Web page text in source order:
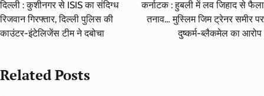
दिल्ली : कुशीनगर से ISIS का संदिग्ध
रिजवान गिरफ्तार, दिल्ली पुलिस की
काउंटर-इंटेलिजेंस टीम ने दबोचा
कर्नाटक : हुबली में लव जिहाद से फैला
तनाव… मुस्लिम जिम ट्रेनर समीर पर
दुष्कर्म-ब्लैकमेल का आरोप
Related Posts